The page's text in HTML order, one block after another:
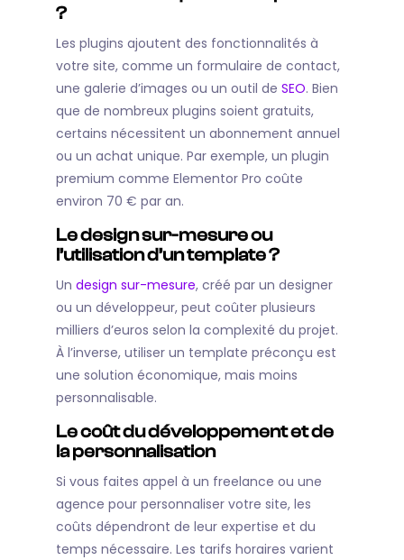
?
Les plugins ajoutent des fonctionnalités à
votre site, comme un formulaire de contact,
une galerie d’images ou un outil deSEO. Bien
que de nombreux plugins soient gratuits,
certains nécessitent un abonnement annuel
ou un achat unique. Par exemple, un plugin
premium comme Elementor Pro coûte
environ 70 € par an.
Le design sur-mesure ou
l’utilisation d’un template ?
Undesign sur-mesure, créé par un designer
ou un développeur, peut coûter plusieurs
milliers d’euros selon la complexité du projet.
À l’inverse, utiliser un template préconçu est
une solution économique, mais moins
personnalisable.
Le coût du développement et de
la personnalisation
Si vous faites appel à un freelance ou une
agence pour personnaliser votre site, les
coûts dépendront de leur expertise et du
temps nécessaire. Les tarifs horaires varient